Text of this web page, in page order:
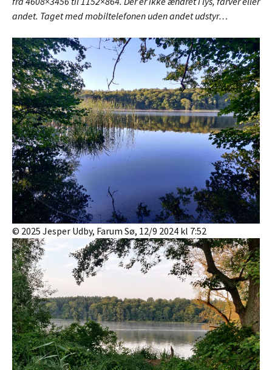
andet. Taget med mobiltelefonen uden andet udstyr…
© 2025 Jesper Udby, Farum Sø, 12/9 2024 kl 7:52